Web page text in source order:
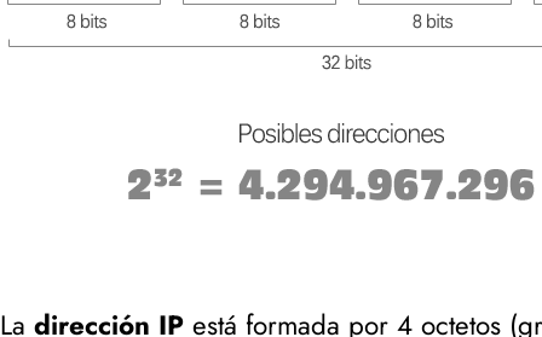
La dirección IP está formada por 4 octetos (